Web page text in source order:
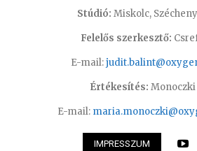
Stúdió: Miskolc,
Felelős szerkesztő:
E-mail:
Értékesítés:
E-mail:
IMPRESSZUM